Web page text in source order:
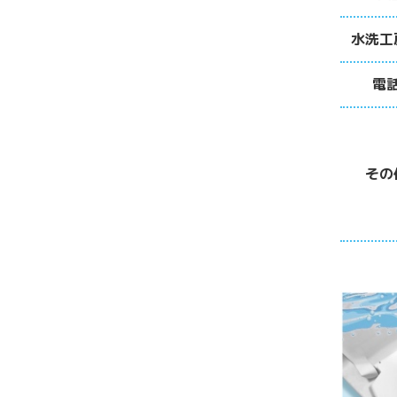
水洗
電
そ